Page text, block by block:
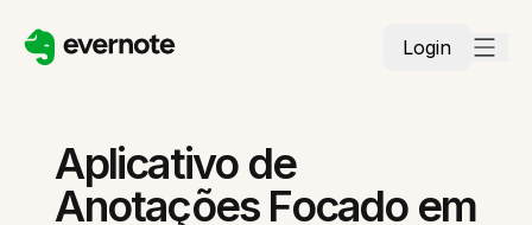
Login
Aplicativo de
Anotações Focado em